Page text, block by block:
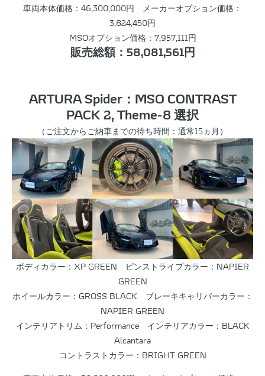
車両本体価格：46,300,000円 メーカーオプション価格：
3,824,450円
MSOオプション価格：7,957,111円
販売総額：58,081,561円
ARTURA Spider：MSO CONTRAST
PACK 2, Theme-8 選択
（ご注文からご納車までの待ち時間：通常15ヵ月）
ボディカラー：XP GREEN ピンストライプカラー：NAPIER
GREEN
ホイールカラー：GROSS BLACK ブレーキキャリパーカラー：
NAPIER GREEN
インテリアトリム：Performance インテリアカラー：BLACK
Alcantara
コントラストカラー：BRIGHT GREEN